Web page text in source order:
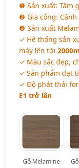
❶ Sản xuất: Tấm
❷ Gia công:
❸ Sản xuất
✓ Hệ thống sản
máy lên tới
✓ Màu sắc đẹp,
✓ Sản phẩm đạt
✓ Độ phát thải
E1 trở lên
Gỗ Melamine